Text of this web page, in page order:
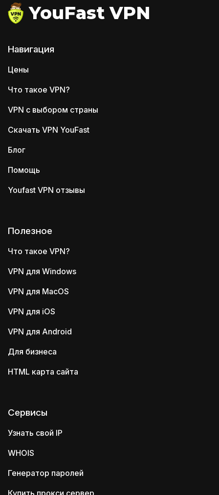
YouFast VPN
Навигация
Цены
Что такое VPN?
VPN с выбором страны
Скачать VPN YouFast
Блог
Помощь
Youfast VPN отзывы
Полезное
Что такое VPN?
VPN для Windows
VPN для MacOS
VPN для iOS
VPN для Android
Для бизнеса
HTML карта сайта
Сервисы
Узнать свой IP
WHOIS
Генератор паролей
Купить прокси сервер